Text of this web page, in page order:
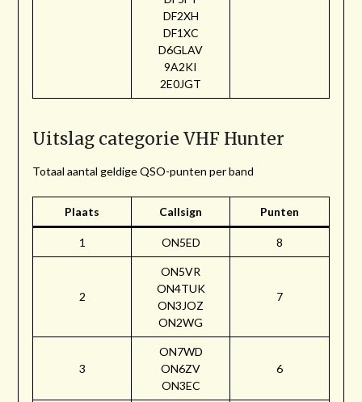
DF2XH
DF1XC
D6GLAV
9A2KI
2E0JGT
Uitslag categorie VHF Hunter
Totaal aantal geldige QSO-punten per band
Plaats Callsign Punten
1 ON5ED 8
2
ON5VR
ON4TUK
ON3JOZ
ON2WG
7
3
ON7WD
ON6ZV
ON3EC
6